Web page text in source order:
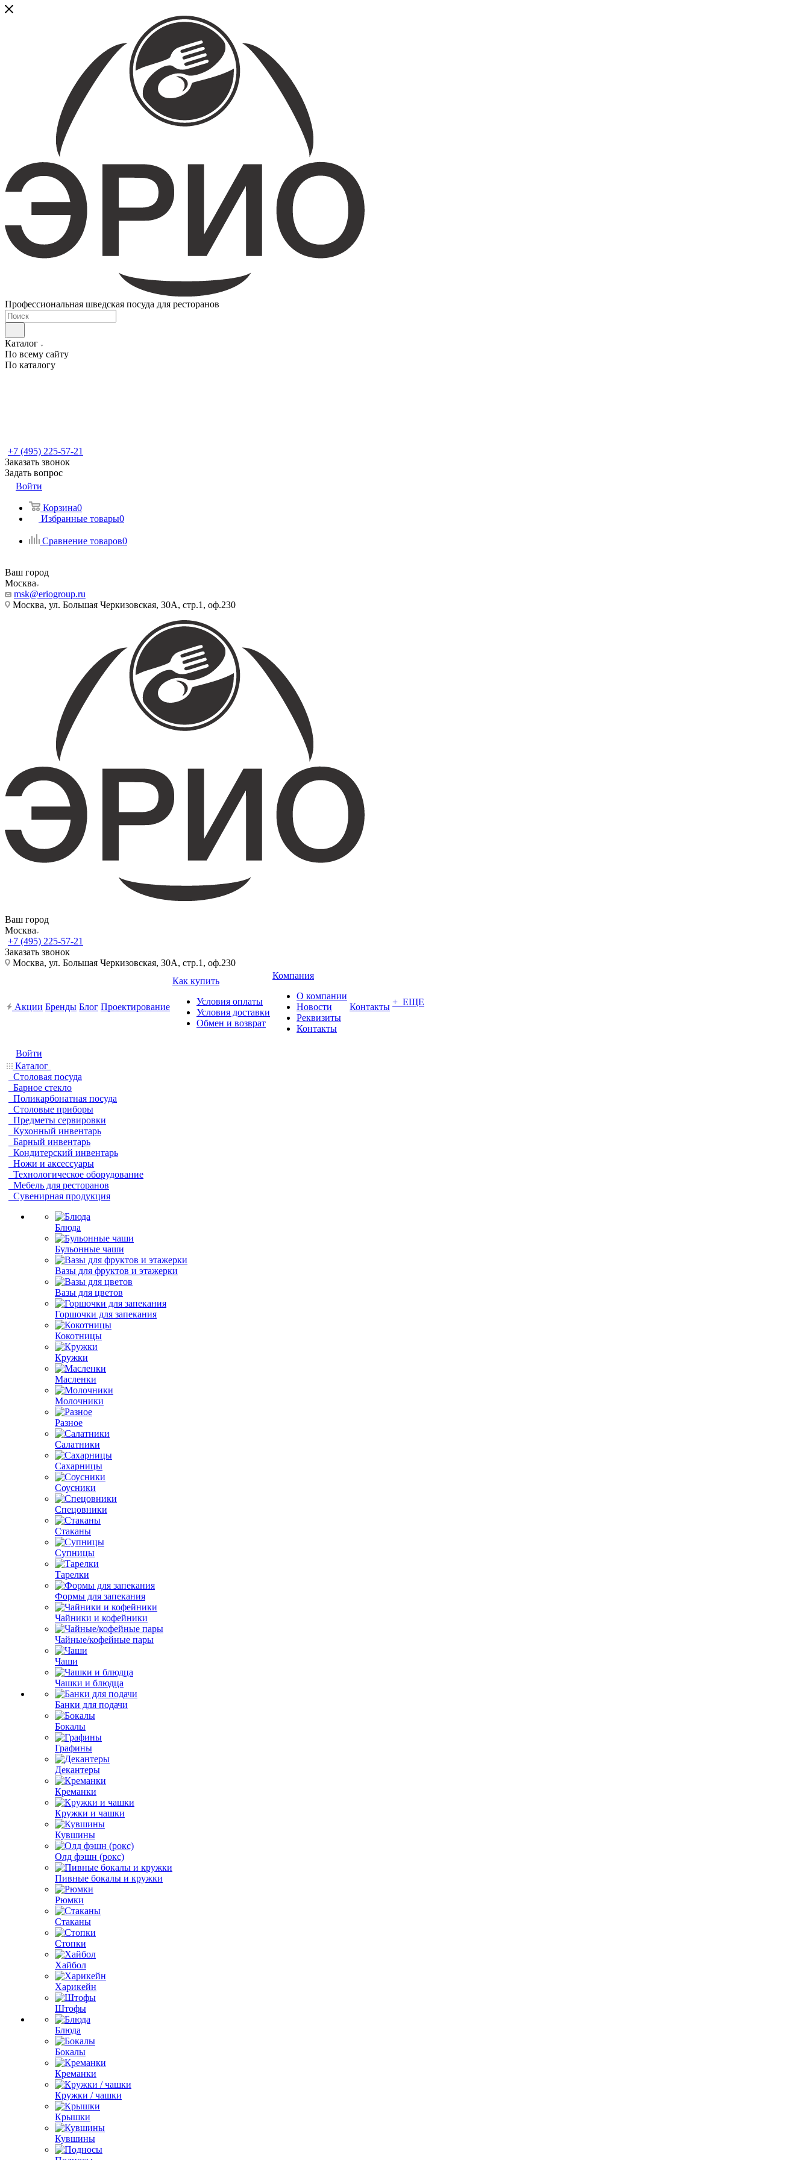
Профессиональная шведская посуда для ресторанов
Каталог
По всему сайту
По каталогу
+7 (495) 225-57-21
Заказать звонок
Задать вопрос
Войти
Корзина0
Избранные товары0
Сравнение товаров0
Ваш город
Москва
msk@eriogroup.ru
Москва, ул. Большая Черкизовская, 30А, стр.1, оф.230
Ваш город
Москва
+7 (495) 225-57-21
Заказать звонок
Москва, ул. Большая Черкизовская, 30А, стр.1, оф.230
Акции Бренды Блог Проектирование
Как купить
Условия оплаты
Условия доставки
Обмен и возврат
Компания
О компании
Новости
Реквизиты
Контакты
Контакты + ЕЩЕ
Войти
Каталог
Столовая посуда
Барное стекло
Поликарбонатная посуда
Столовые приборы
Предметы сервировки
Кухонный инвентарь
Барный инвентарь
Кондитерский инвентарь
Ножи и аксессуары
Технологическое оборудование
Мебель для ресторанов
Сувенирная продукция
Блюда
Бульонные чаши
Вазы для фруктов и этажерки
Вазы для цветов
Горшочки для запекания
Кокотницы
Кружки
Масленки
Молочники
Разное
Салатники
Сахарницы
Соусники
Спецовники
Стаканы
Супницы
Тарелки
Формы для запекания
Чайники и кофейники
Чайные/кофейные пары
Чаши
Чашки и блюдца
Банки для подачи
Бокалы
Графины
Декантеры
Креманки
Кружки и чашки
Кувшины
Олд фэшн (рокс)
Пивные бокалы и кружки
Рюмки
Стаканы
Стопки
Хайбол
Харикейн
Штофы
Блюда
Бокалы
Креманки
Кружки / чашки
Крышки
Кувшины